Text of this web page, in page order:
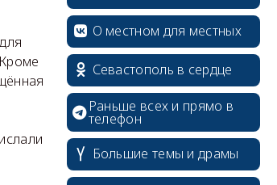
О местном для местных
Севастополь в сердце
Раньше всех и прямо в
телефон
Большие темы и драмы
erid: 2SDnjcrDNw6